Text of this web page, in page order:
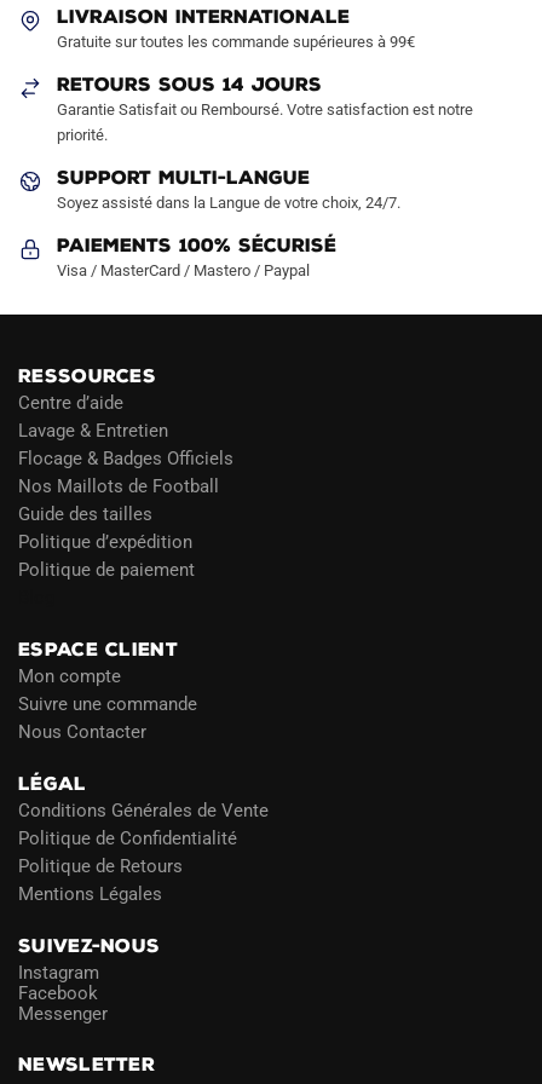
être
choisies
sur
page
produit
LIVRAISON INTERNATIONALE
Gratuite sur toutes les commande supérieures à 99€
RETOURS SOUS 14 JOURS
Garantie Satisfait ou Remboursé. Votre satisfaction est notre
priorité.
SUPPORT MULTI-LANGUE
Soyez assisté dans la Langue de votre choix, 24/7.
Paiements 100% Sécurisé
Visa / MasterCard / Mastero / Paypal
RESSOURCES
Centre d’aide
Lavage & Entretien
Flocage & Badges Officiels
Nos Maillots de Football
Guide des tailles
Politique d’expédition
Politique de paiement
ESPACE CLIENT
Mon compte
Suivre une commande
Nous Contacter
LÉGAL
Conditions Générales de Vente
Politique de Confidentialité
Politique de Retours
Mentions Légales
SUIVEZ-NOUS
Instagram
Facebook
Messenger
NEWSLETTER